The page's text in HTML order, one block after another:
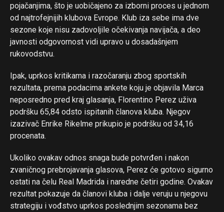
pojačanjima, što je uobičajeno za izborni proces u jednom
od najtrofejnijih klubova Evrope. Klub iza sebe ima dve
sezone koje nisu zadovoljile očekivanja navijača, a deo
javnosti odgovornost vidi upravo u dosadašnjem
rukovodstvu.
Ipak, uprkos kritikama i razočaranju zbog sportskih
rezultata, prema podacima ankete koju je objavila Marca
neposredno pred kraj glasanja, Florentino Perez uživa
podršku 65,84 odsto ispitanih članova kluba. Njegov
izazivač Enrike Rikelme prikupio je podršku od 34,16
procenata.
Ukoliko ovakav odnos snaga bude potvrđen i nakon
zvaničnog prebrojavanja glasova, Perez će gotovo sigurno
ostati na čelu Real Madrida i naredne četiri godine. Ovakav
rezultat pokazuje da članovi kluba i dalje veruju u njegovu
strategiju i vođstvo uprkos poslednjim sezonama bez